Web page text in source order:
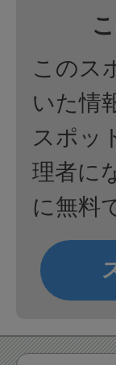
このス
いた情
スポッ
理者に
に無料